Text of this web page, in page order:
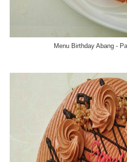
Menu Birthday Abang -